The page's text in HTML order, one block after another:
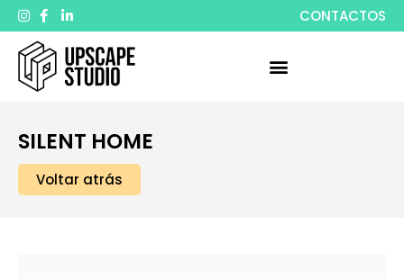
CONTACTOS
SILENT HOME
Voltar atrás